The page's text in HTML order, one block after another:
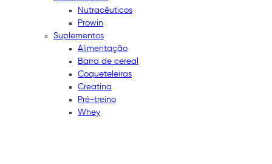
Nutracêuticos
Prowin
Suplementos
Alimentação
Barra de cereal
Coqueteleiras
Creatina
Pré-treino
Whey